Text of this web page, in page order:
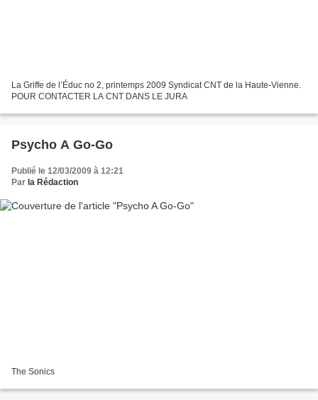
La Griffe de l’Éduc no 2, printemps 2009 Syndicat CNT de la Haute-Vienne.
POUR CONTACTER LA CNT DANS LE JURA
Psycho A Go-Go
Publié le 12/03/2009 à 12:21
Par la Rédaction
The Sonics